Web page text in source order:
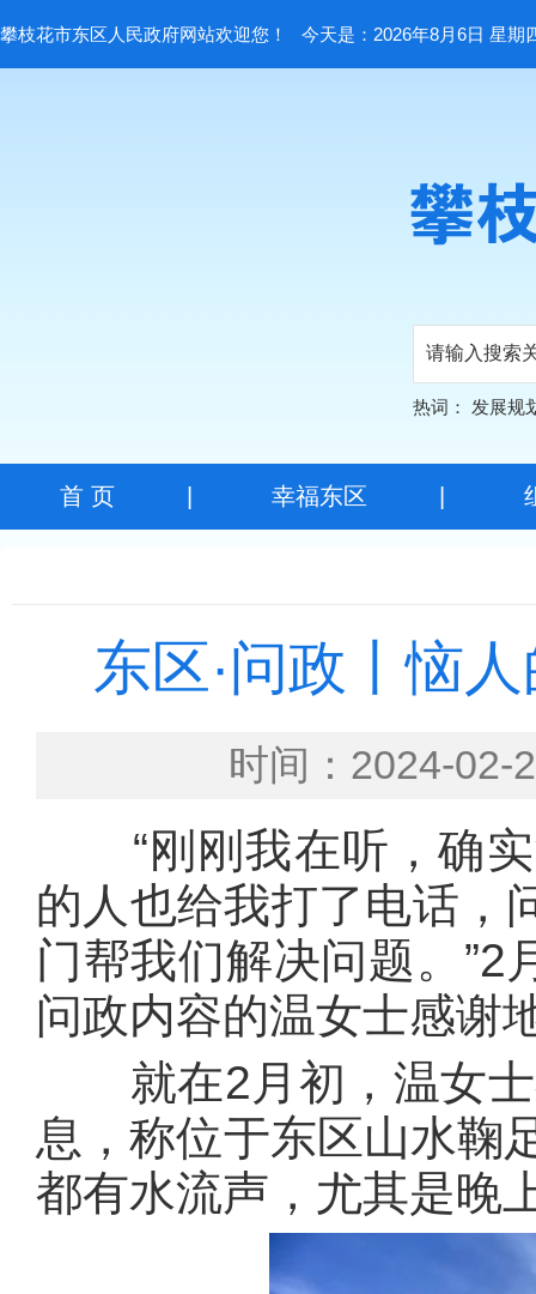
攀枝花市东区人民政府网站欢迎您！ 今天是：2026年8月6日 星期
热词： 发展规
首 页| 幸福东区
东区·问政丨恼
时间：2024-
“刚刚我在听，确实
的人也给我打了电话，
门帮我们解决问题。”2
问政内容的温女士感谢
就在2月初，温女士
息，称位于东区山水鞠
都有水流声，尤其是晚